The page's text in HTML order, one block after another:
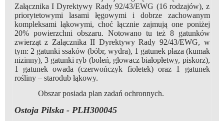
Załącznika I Dyrektywy Rady 92/43/EWG (16 rodzajów), z
priorytetowymi lasami łęgowymi i dobrze zachowanym
kompleksami łąkowymi, choć łącznie zajmują one poniżej
20% powierzchni obszaru. Notowano tu też 8 gatunków
zwierząt z Załącznika II Dyrektywy Rady 92/43/EWG, w
tym: 2 gatunki ssaków (bóbr, wydra), 1 gatunek płaza (kumak
nizinny), 3 gatunki ryb (boleń, głowacz białopłetwy, piskorz),
1 gatunek owada (czerwończyk fioletek) oraz 1 gatunek
rośliny – starodub łąkowy.
Obszar posiada plan zadań ochronnych.
Ostoja Pilska - PLH300045